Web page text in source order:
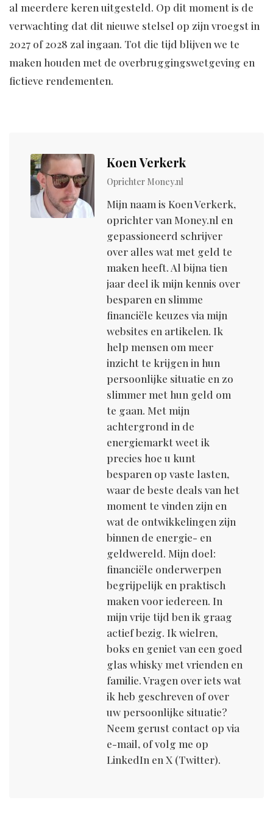
al meerdere keren uitgesteld. Op dit moment is de
verwachting dat dit nieuwe stelsel op zijn vroegst in
2027 of 2028 zal ingaan. Tot die tijd blijven we te
maken houden met de overbruggingswetgeving en
fictieve rendementen.
Koen Verkerk
Oprichter M0ney.nl
Mijn naam is Koen Verkerk,
oprichter van M0ney.nl en
gepassioneerd schrijver
over alles wat met geld te
maken heeft. Al bijna tien
jaar deel ik mijn kennis over
besparen en slimme
financiële keuzes via mijn
websites en artikelen. Ik
help mensen om meer
inzicht te krijgen in hun
persoonlijke situatie en zo
slimmer met hun geld om
te gaan. Met mijn
achtergrond in de
energiemarkt weet ik
precies hoe u kunt
besparen op vaste lasten,
waar de beste deals van het
moment te vinden zijn en
wat de ontwikkelingen zijn
binnen de energie- en
geldwereld. Mijn doel:
financiële onderwerpen
begrijpelijk en praktisch
maken voor iedereen. In
mijn vrije tijd ben ik graag
actief bezig. Ik wielren,
boks en geniet van een goed
glas whisky met vrienden en
familie. Vragen over iets wat
ik heb geschreven of over
uw persoonlijke situatie?
Neem gerust contact op via
e-mail, of volg me op
LinkedIn en X (Twitter).